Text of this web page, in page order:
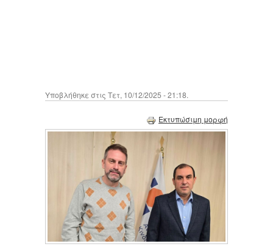
Υποβλήθηκε στις Τετ, 10/12/2025 - 21:18.
Εκτυπώσιμη μορφή